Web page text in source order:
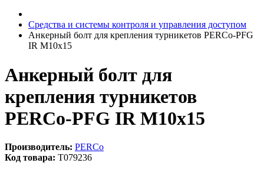
Средства и системы контроля и управления доступом
Анкерный болт для крепления турникетов PERCo-PFG
IR M10х15
Анкерный болт для
крепления турникетов
PERCo-PFG IR M10х15
Производитель: PERCo
Код товара: T079236